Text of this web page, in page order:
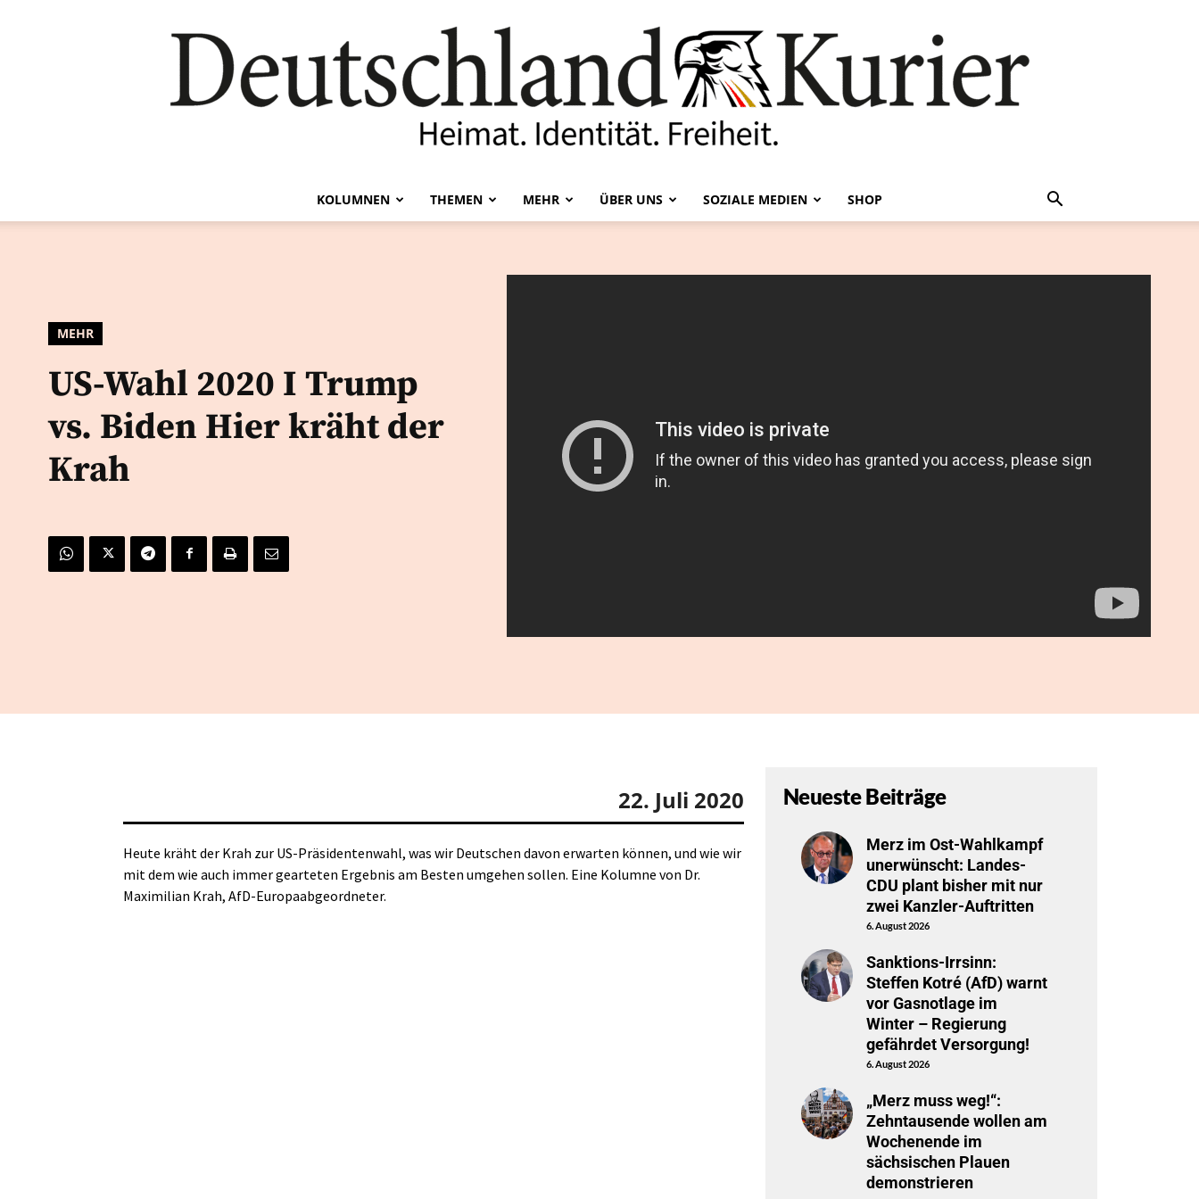
KOLUMNEN THEMEN MEHR ÜBER UNS SOZIALE MEDIEN SHOP
MEHR
US-Wahl 2020 I Trump
vs. Biden Hier kräht der
Krah
22. Juli 2020
Heute kräht der Krah zur US-Präsidentenwahl, was wir Deutschen davon erwarten können, und wie wir
mit dem wie auch immer gearteten Ergebnis am Besten umgehen sollen. Eine Kolumne von Dr.
Maximilian Krah, AfD-Europaabgeordneter.
Neueste Beiträge
Merz im Ost-Wahlkampf
unerwünscht: Landes-
CDU plant bisher mit nur
zwei Kanzler-Auftritten
6. August 2026
Sanktions-Irrsinn:
Steffen Kotré (AfD) warnt
vor Gasnotlage im
Winter – Regierung
gefährdet Versorgung!
6. August 2026
„Merz muss weg!“:
Zehntausende wollen am
Wochenende im
sächsischen Plauen
demonstrieren